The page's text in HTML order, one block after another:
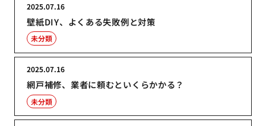
壁紙DIY、よくある失敗例と対策
2025.07.16
未分類
網戸補修、業者に頼むといくらかかる？
2025.07.16
未分類